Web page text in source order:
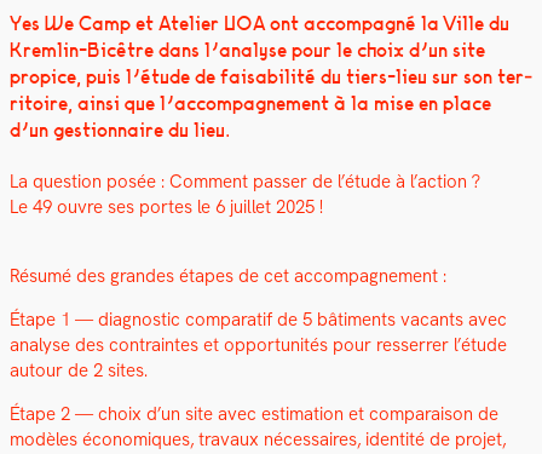
Yes We Camp et Ate­lier UOA ont accom­pa­g­né la Ville du
Krem­lin-Bicêtre dans l’analyse pour le choix d’un site
prop­ice, puis l’étude de fais­abil­ité du tiers-lieu sur son ter­
ri­toire, ain­si que l’accompagnement à la mise en place
d’un ges­tion­naire du lieu.
La ques­tion posée : Com­ment pass­er de l’étude à l’action ?
Le 49 ouvre ses portes le 6 juil­let 2025 !
Résumé des grandes étapes de cet accom­pa­g­ne­ment :
Étape 1 — diag­nos­tic com­para­tif de 5 bâti­ments vacants avec
analyse des con­traintes et oppor­tu­nités pour resser­rer l’étude
autour de 2 sites.
Étape 2 — choix d’un site avec esti­ma­tion et com­para­i­son de
mod­èles économiques, travaux néces­saires, iden­tité de pro­jet,